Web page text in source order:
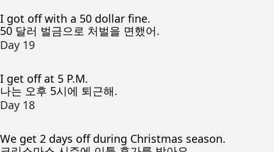
I got off with a 50 dollar fine.
50 달러 벌금으로 처벌을 면했어.
Day 19
I get off at 5 P.M.
나는 오후 5시에 퇴근해.
Day 18
We get 2 days off during Christmas season.